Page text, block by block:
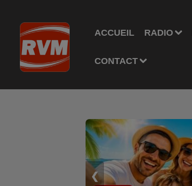
ACCUEIL RADIO
CONTACT
❮